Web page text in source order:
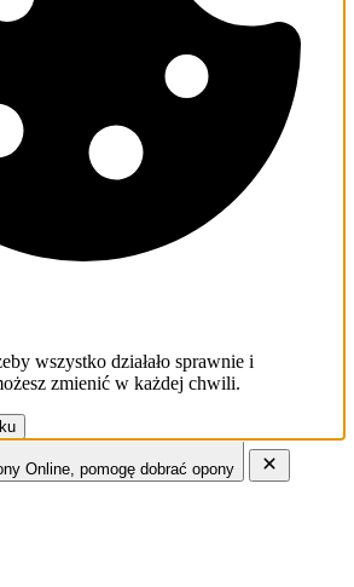
wszystko działało sprawnie i
zmienić w każdej chwili.
Online, pomogę dobrać opony